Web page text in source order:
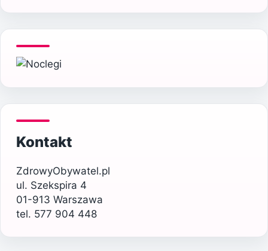
Kontakt
ZdrowyObywatel.pl
ul. Szekspira 4
01-913 Warszawa
tel. 577 904 448